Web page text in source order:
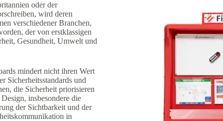
oder der
wird deren
verschiedener Branchen,
der von erstklassigen
Gesundheit, Umwelt und
mindert nicht ihren Wert
Sicherheitsstandards und
die Sicherheit priorisieren
insbesondere die
der Sichtbarkeit und der
in